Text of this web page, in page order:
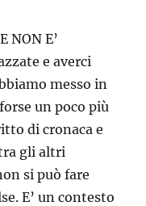
NON E’
e averci
messo in
un poco più
di cronaca e
gli altri
si può fare
E’ un contesto